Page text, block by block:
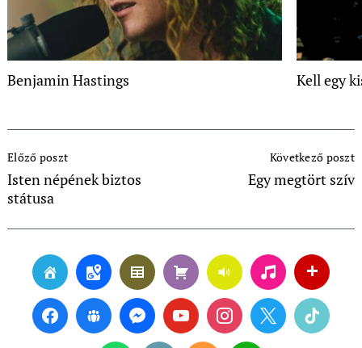
Benjamin Hastings Kell egy
Navigation
Előző poszt
Isten népének biztos
státusa
Következő poszt
Egy megtört szív